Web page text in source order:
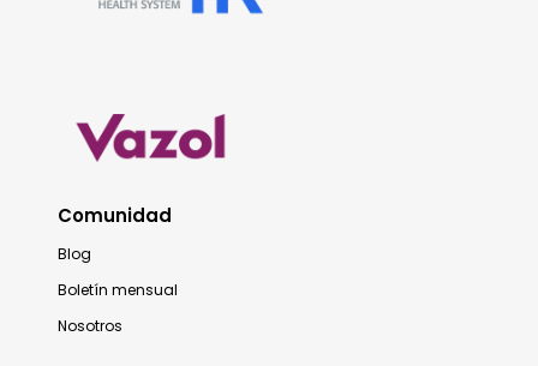
Comunidad
Blog
Boletín mensual
Nosotros